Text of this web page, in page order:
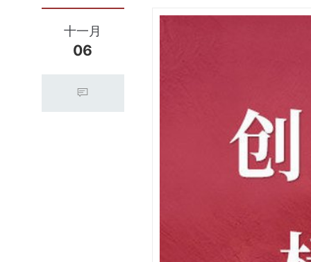
十一月
06